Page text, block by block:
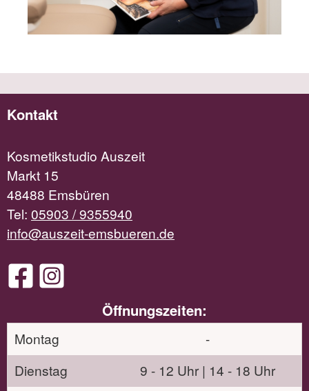
Kontakt
Kosmetikstudio Auszeit
Markt 15
48488 Emsbüren
Tel: 05903 / 9355940
info@auszeit-emsbueren.de
Öffnungszeiten:
Montag
-
Dienstag
9 - 12 Uhr | 14 - 18 Uhr